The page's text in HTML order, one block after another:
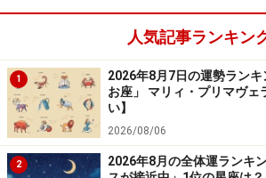
幸い、まだ、今いる場所でやるべき
があるみたい。やがてくる終わりを
つずつ丁寧にこなしていくことで、今
を成し遂げ、今だからわかることを整
はず。
人気記事ランキン
1
2026年8月7日の運勢ランキ
お座」 マリィ・プリマヴェ
い】
2026/08/06
2
2026年8月の全体運ランキ